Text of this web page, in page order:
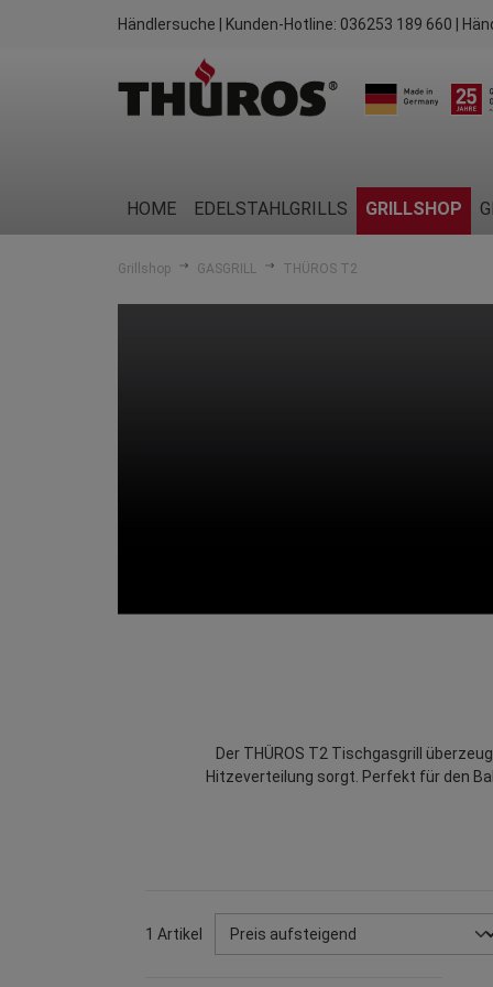
Händlersuche | Kunden-Hotline: 036253 189 660 |
HOME EDELSTAHLGRILLS GRILLSHOP
Grillshop GASGRILL THÜROS T2
Der THÜROS T2 Tischgasgrill
Hitzeverteilung sorgt. Perfekt für den
1 Artikel